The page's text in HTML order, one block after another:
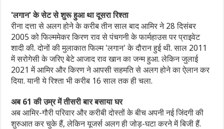
'लगान' के सेट से शुरू हुआ था दूसरा रिश्ता
रीना दत्ता से अलग होने के करीब तीन साल बाद आमिर ने 28 दिसंबर
2005 को फिल्ममेकर किरण राव से पंचगनी के फार्महाउस पर प्राइवेट
शादी की. दोनों की मुलाकात फिल्म 'लगान' के दौरान हुई थी. साल 2011
में सरोगेसी के जरिए बेटे आजाद राव खान का जन्म हुआ. लेकिन जुलाई
2021 में आमिर और किरण ने आपसी सहमति से अलग होने का ऐलान कर
दिया. यानी ये रिश्ता भी करीब 16 साल तक ही चला.
अब 61 की उम्र में तीसरी बार बसाया घर
अब आमिर-गौरी परिवार और करीबी दोस्तों के बीच अपनी नई जिंदगी की
शुरुआत कर चुके हैं, लेकिन यूजर्स अलग ही जोड़-घटा करने में बिजी हैं.